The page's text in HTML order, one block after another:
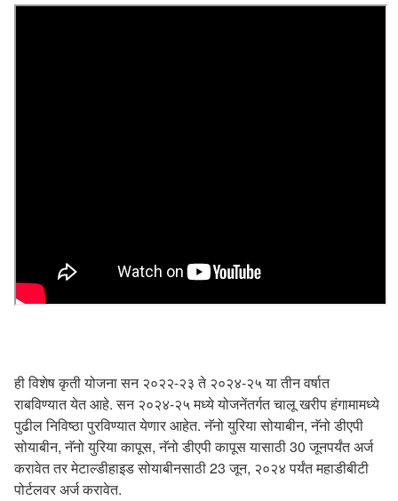
ही विशेष कृती योजना सन २०२२-२३ ते २०२४-२५ या तीन वर्षात
राबविण्यात येत आहे. सन २०२४-२५ मध्ये योजनेंतर्गत चालू खरीप हंगामामध्ये
पुढील निविष्ठा पुरविण्यात येणार आहेत. नॅनो युरिया सोयाबीन, नॅनो डीएपी
सोयाबीन, नॅनो युरिया कापूस, नॅनो डीएपी कापूस यासाठी 30 जूनपर्यंत अर्ज
करावेत तर मेटाल्डीहाइड सोयाबीनसाठी 23 जून, २०२४ पर्यंत महाडीबीटी
पोर्टलवर अर्ज करावेत.